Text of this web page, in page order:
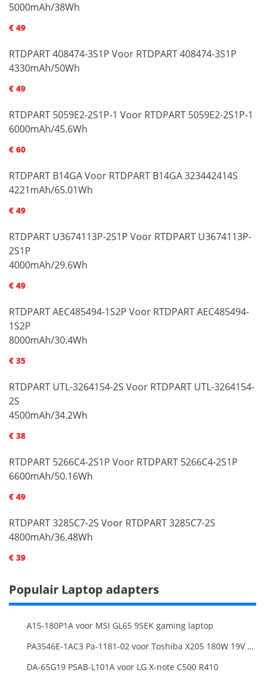
5000mAh/38Wh
€ 49
RTDPART 408474-3S1P Voor RTDPART 408474-3S1P
4330mAh/50Wh
€ 49
RTDPART 5059E2-2S1P-1 Voor RTDPART 5059E2-2S1P-1
6000mAh/45.6Wh
€ 60
RTDPART B14GA Voor RTDPART B14GA 323442414S
4221mAh/65.01Wh
€ 49
RTDPART U3674113P-2S1P Voor RTDPART U3674113P-
2S1P
4000mAh/29.6Wh
€ 49
RTDPART AEC485494-1S2P Voor RTDPART AEC485494-
1S2P
8000mAh/30.4Wh
€ 35
RTDPART UTL-3264154-2S Voor RTDPART UTL-3264154-
2S
4500mAh/34.2Wh
€ 38
RTDPART 5266C4-2S1P Voor RTDPART 5266C4-2S1P
6600mAh/50.16Wh
€ 49
RTDPART 3285C7-2S Voor RTDPART 3285C7-2S
4800mAh/36.48Wh
€ 39
Populair Laptop adapters
A15-180P1A voor MSI GL65 9SEK gaming laptop
PA3546E-1AC3 Pa-1181-02 voor Toshiba X205 180W 19V 9.5A Laptop DC Charger Power Supply
DA-65G19 PSAB-L101A voor LG X-note C500 R410